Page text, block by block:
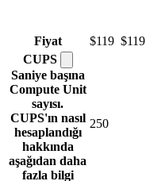
Fiyat $119 $119
CUPS
Saniye başına
Compute Unit
sayısı.
CUPS'ın nasıl
hesaplandığı
hakkında
aşağıdan daha
fazla bilgi
250